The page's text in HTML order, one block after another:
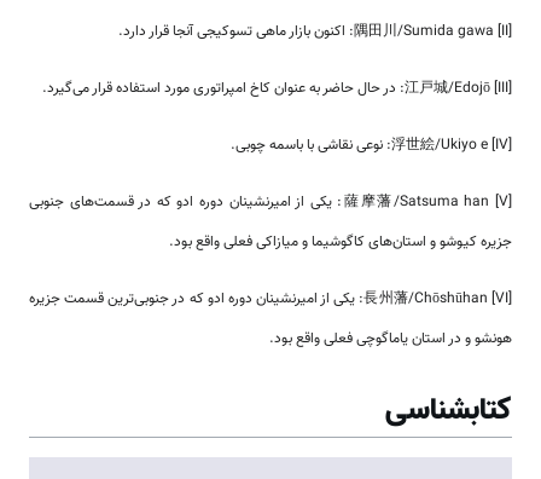
[II] 隅田川/Sumida gawa: اکنون بازار ماهی تسوکیجی آنجا قرار دارد.
[III] 江戸城/Edojō: در حال حاضر به عنوان کاخ امپراتوری مورد استفاده قرار می‌گیرد.
[IV] 浮世絵/Ukiyo e: نوعی نقاشی با باسمه چوبی.
[V] 薩摩藩/Satsuma han: یکی از امیرنشینان دوره ادو که در قسمت‌های جنوبی
جزیره کیوشو و استان‌های کاگوشیما و میازاکی فعلی واقع بود.
[VI] 長州藩/Chōshūhan: یکی از امیرنشینان دوره ادو که در جنوبی‌ترین قسمت جزیره
هونشو و در استان یاماگوچی فعلی واقع بود.
کتابشناسی